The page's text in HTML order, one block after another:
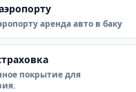
аренда авто в баку
покрытие для